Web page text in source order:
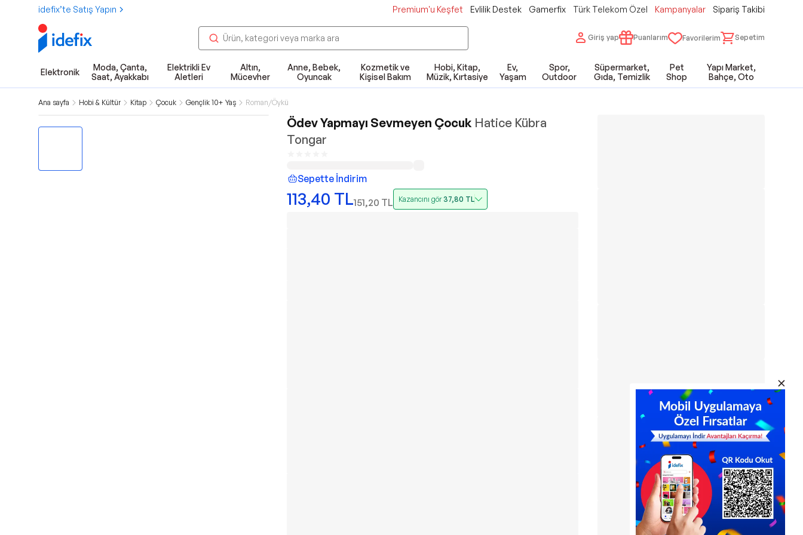
idefix’te Satış Yapın Premium'u Keşfet Evlilik Destek Gamerfix Türk Telekom Özel Kampanyalar Sipariş Takibi
Giriş yap Puanlarım Favorilerim Sepetim
Elektronik
Moda, Çanta,
Saat, Ayakkabı
Elektrikli Ev
Aletleri
Altın,
Mücevher
Anne, Bebek,
Oyuncak
Kozmetik ve
Kişisel Bakım
Hobi, Kitap,
Müzik, Kırtasiye
Ev,
Yaşam
Spor,
Outdoor
Süpermarket,
Gıda, Temizlik
Pet
Shop
Yapı Market,
Bahçe, Oto
Ana sayfa Hobi & Kültür Kitap Çocuk Gençlik 10+ Yaş Roman/Öykü
Ödev Yapmayı Sevmeyen Çocuk Hatice Kübra
Tongar
Sepette İndirim
113,40 TL151,20 TL Kazancını gör37,80 TL